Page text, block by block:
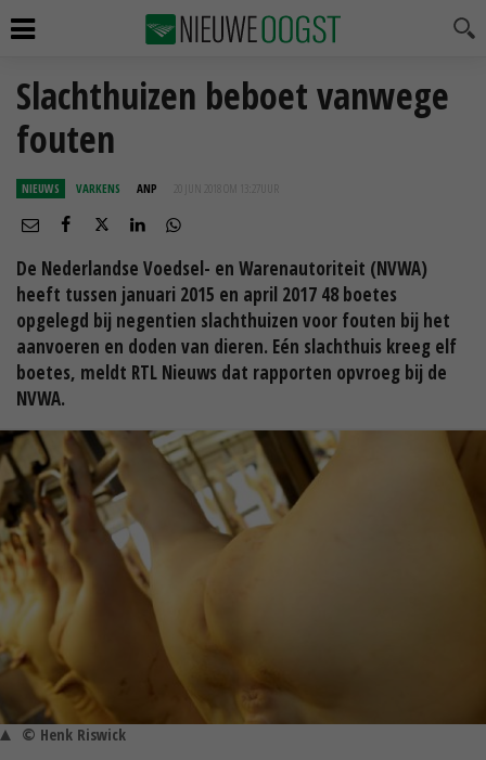
Slachthuizen beboet vanwege
fouten
NIEUWS VARKENS ANP 20 JUN 2018 OM 13:27
De Nederlandse Voedsel- en Warenautoriteit (NVWA)
heeft tussen januari 2015 en april 2017 48 boetes
opgelegd bij negentien slachthuizen voor fouten bij het
aanvoeren en doden van dieren. Eén slachthuis kreeg elf
boetes, meldt RTL Nieuws dat rapporten opvroeg bij de
NVWA.
© Henk Riswick